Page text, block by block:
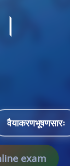
वैयाकरणभूषणसारः
exam